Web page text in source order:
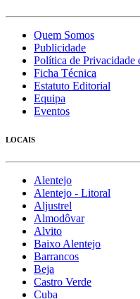
Quem Somos
Publicidade
Política de Privacidade
Ficha Técnica
Estatuto Editorial
Equipa
Eventos
LOCAIS
Alentejo
Alentejo - Litoral
Aljustrel
Almodôvar
Alvito
Baixo Alentejo
Barrancos
Beja
Castro Verde
Cuba